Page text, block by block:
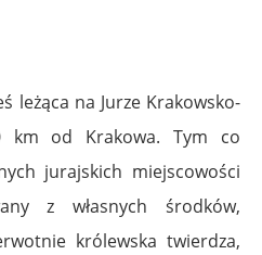
leżąca na Jurze Krakowsko-
km od Krakowa. Tym co
jurajskich miejscowości
z własnych środków,
królewska twierdza,